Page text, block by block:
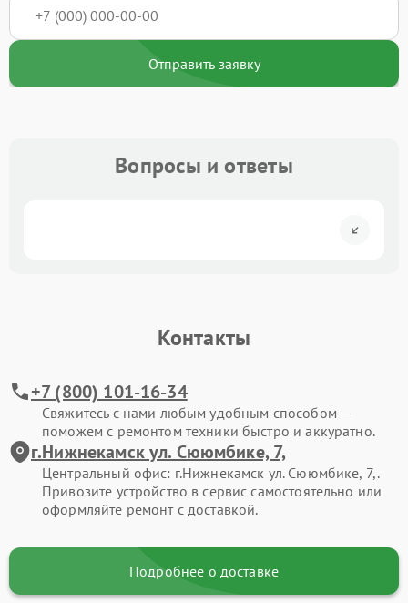
Отправить заявку
Вопросы и ответы
Контакты
+7 (800) 101-16-34
Свяжитесь с нами любым удобным способом —
поможем с ремонтом техники быстро и аккуратно.
г.Нижнекамск ул. Сююмбике, 7,
Центральный офис: г.Нижнекамск ул. Сююмбике, 7,.
Привозите устройство в сервис самостоятельно или
оформляйте ремонт с доставкой.
Подробнее о доставке